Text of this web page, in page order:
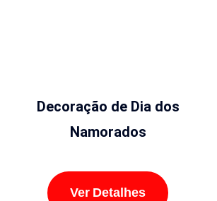
Decoração de Dia dos
Namorados
Ver Detalhes